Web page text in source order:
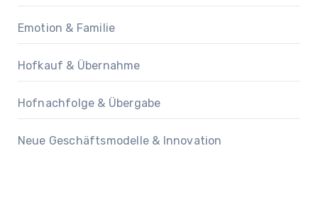
Emotion & Familie
Hofkauf & Übernahme
Hofnachfolge & Übergabe
Neue Geschäftsmodelle & Innovation